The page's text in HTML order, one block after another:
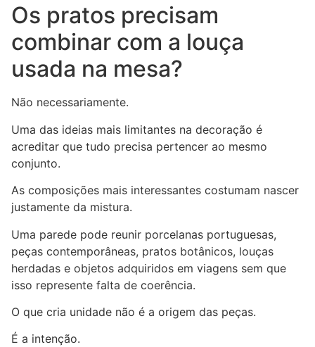
Os pratos precisam
combinar com a louça
usada na mesa?
Não necessariamente.
Uma das ideias mais limitantes na decoração é
acreditar que tudo precisa pertencer ao mesmo
conjunto.
As composições mais interessantes costumam nascer
justamente da mistura.
Uma parede pode reunir porcelanas portuguesas,
peças contemporâneas, pratos botânicos, louças
herdadas e objetos adquiridos em viagens sem que
isso represente falta de coerência.
O que cria unidade não é a origem das peças.
É a intenção.